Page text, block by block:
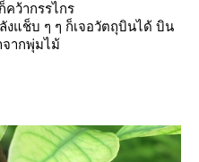
คว้ากรรไกร
งแช็บ ๆ ๆ ก็เจอวัตถุบินได้ บิน
ากพุ่มไม้